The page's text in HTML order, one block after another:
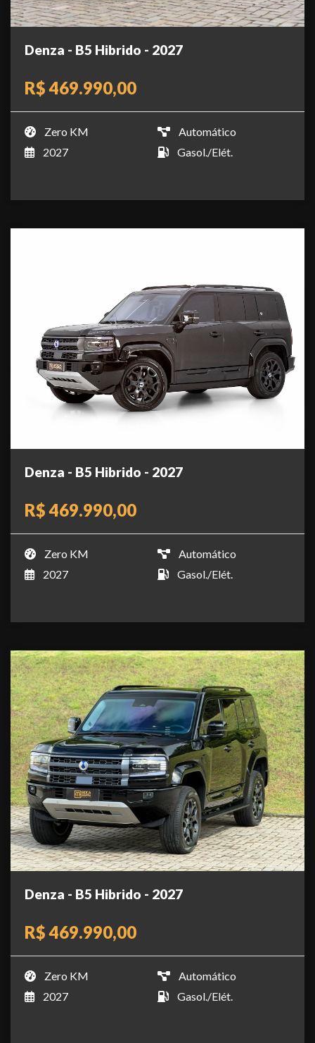
Denza - B5 Hibrido - 2027
R$ 469.990,00
Zero KM
Automático
2027
Gasol./Elét.
Denza - B5 Hibrido - 2027
R$ 469.990,00
Zero KM
Automático
2027
Gasol./Elét.
Denza - B5 Hibrido - 2027
R$ 469.990,00
Zero KM
Automático
2027
Gasol./Elét.